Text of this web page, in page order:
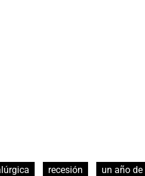
recesión un año